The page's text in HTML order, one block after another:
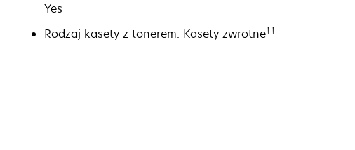
Yes
Rodzaj kasety z tonerem: Kasety zwrotne††